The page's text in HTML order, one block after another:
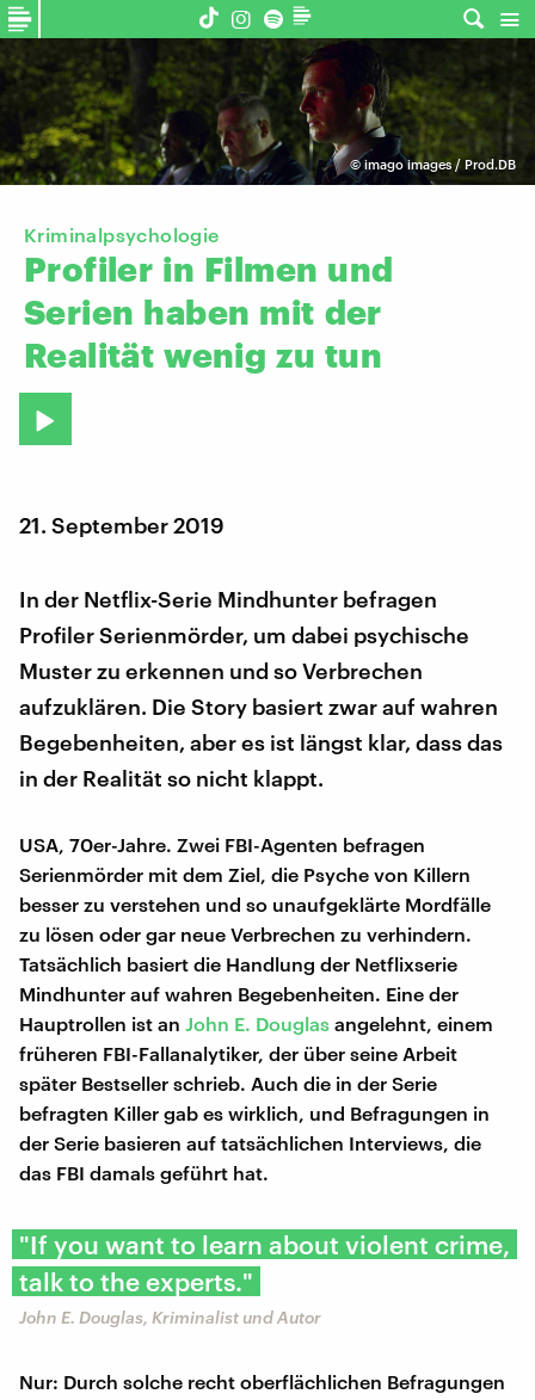
© imago images / Prod.DB
Kriminalpsychologie
Profiler in Filmen und
Serien haben mit der
Realität wenig zu tun
21. September 2019
In der Netflix-Serie Mindhunter befragen
Profiler Serienmörder, um dabei psychische
Muster zu erkennen und so Verbrechen
aufzuklären. Die Story basiert zwar auf wahren
Begebenheiten, aber es ist längst klar, dass das
in der Realität so nicht klappt.
USA, 70er-Jahre. Zwei FBI-Agenten befragen
Serienmörder mit dem Ziel, die Psyche von Killern
besser zu verstehen und so unaufgeklärte Mordfälle
zu lösen oder gar neue Verbrechen zu verhindern.
Tatsächlich basiert die Handlung der Netflixserie
Mindhunter auf wahren Begebenheiten. Eine der
Hauptrollen ist an John E. Douglas angelehnt, einem
früheren FBI-Fallanalytiker, der über seine Arbeit
später Bestseller schrieb. Auch die in der Serie
befragten Killer gab es wirklich, und Befragungen in
der Serie basieren auf tatsächlichen Interviews, die
das FBI damals geführt hat.
"If you want to learn about violent crime,
talk to the experts."
John E. Douglas, Kriminalist und Autor
Nur: Durch solche recht oberflächlichen Befragungen